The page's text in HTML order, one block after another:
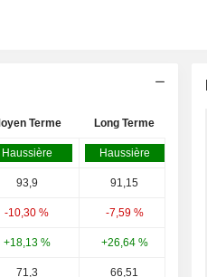
Terme Long Terme
Haussière Haussière
93,9 91,15
-10,30 % -7,59 %
+18,13 % +26,64 %
71,3 66,51